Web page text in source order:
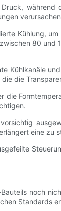
Kühlung,
80
Kühlkanäle
die
eine zu
noch
Standards